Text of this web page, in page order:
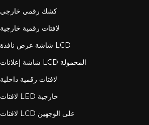
كشك رقمي خارجي
لافتات رقمية خارجية
شاشة عرض نافذة LCD
شاشة إعلانات LCD المحمولة
لافتات رقمية داخلية
لافتات LED خارجية
لافتات LCD على الوجهين